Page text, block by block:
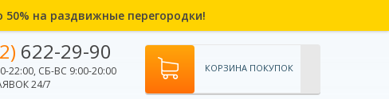
на раздвижные перегородки!
622-29-90
22:00, СБ-ВС 9:00-20:00
24/7
КОРЗИНА ПОКУПОК